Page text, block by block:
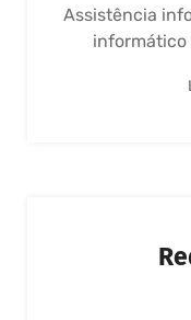
Assistência
informático